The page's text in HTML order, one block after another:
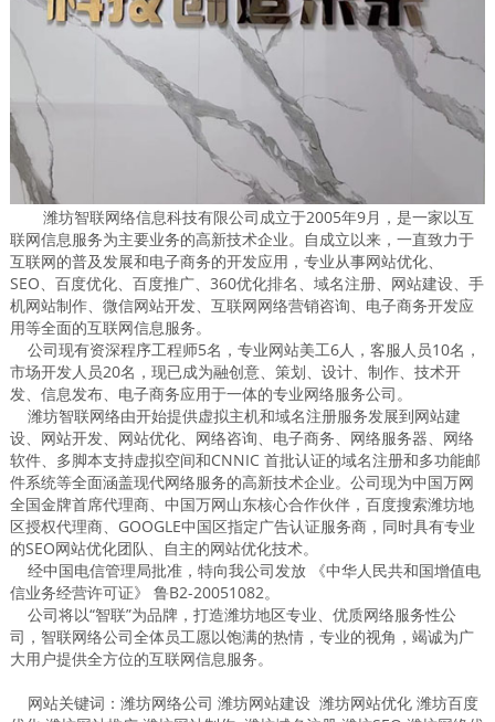
潍坊智联网络信息科技有限公司成立于2005年9月，是一家以互
联网信息服务为主要业务的高新技术企业。自成立以来，一直致力于
互联网的普及发展和电子商务的开发应用，专业从事网站优化、
SEO、百度优化、百度推广、360优化排名、域名注册、网站建设、手
机网站制作、微信网站开发、互联网网络营销咨询、电子商务开发应
用等全面的互联网信息服务。
公司现有资深程序工程师5名，专业网站美工6人，客服人员10名，
市场开发人员20名，现已成为融创意、策划、设计、制作、技术开
发、信息发布、电子商务应用于一体的专业网络服务公司。
潍坊智联网络由开始提供虚拟主机和域名注册服务发展到网站建
设、网站开发、网站优化、网络咨询、电子商务、网络服务器、网络
软件、多脚本支持虚拟空间和CNNIC 首批认证的域名注册和多功能邮
件系统等全面涵盖现代网络服务的高新技术企业。公司现为中国万网
全国金牌首席代理商、中国万网山东核心合作伙伴，百度搜索潍坊地
区授权代理商、GOOGLE中国区指定广告认证服务商，同时具有专业
的SEO网站优化团队、自主的网站优化技术。
经中国电信管理局批准，特向我公司发放 《中华人民共和国增值电
信业务经营许可证》 鲁B2-20051082。
公司将以“智联”为品牌，打造潍坊地区专业、优质网络服务性公
司，智联网络公司全体员工愿以饱满的热情，专业的视角，竭诚为广
大用户提供全方位的互联网信息服务。
网站关键词：潍坊网络公司 潍坊网站建设 潍坊网站优化 潍坊百度